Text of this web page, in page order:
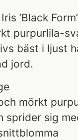
’Black
purpurlila-
bäst i ljust
jord.
mörkt
sprider sig